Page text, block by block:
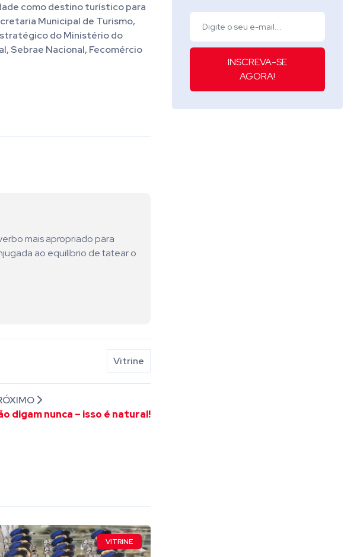
como destino turístico para
Municipal de Turismo,
do Ministério do
Sebrae Nacional, Fecomércio
mais apropriado para
ao equilíbrio de tatear o
Vitrine
digam nunca – isso é natural!
VITRINE
INSCREVA-SE
AGORA!